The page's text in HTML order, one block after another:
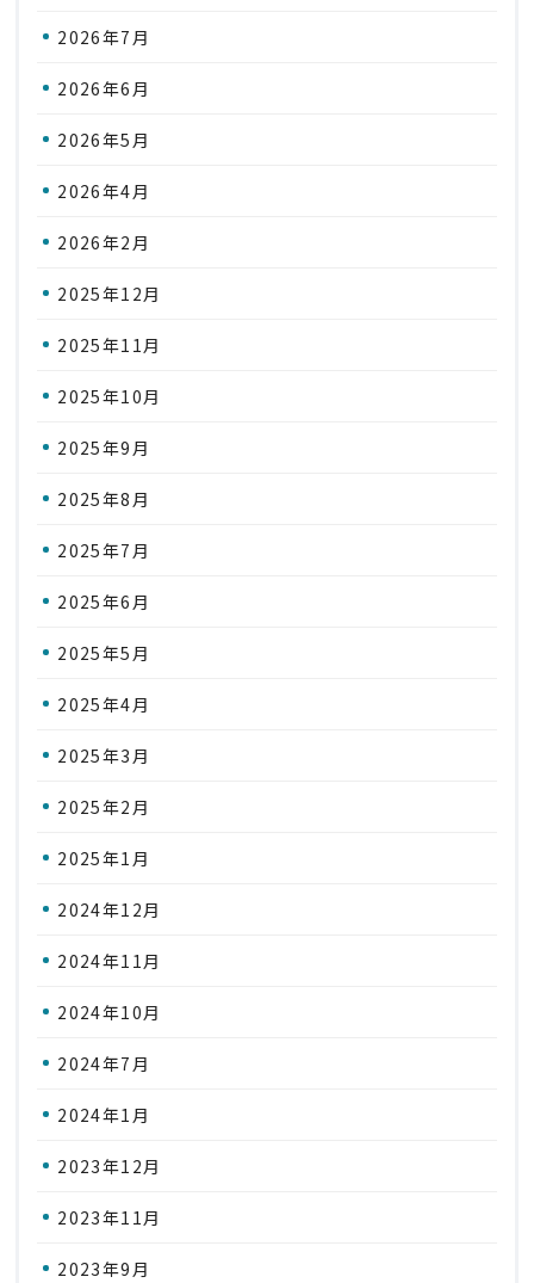
2026年7月
2026年6月
2026年5月
2026年4月
2026年2月
2025年12月
2025年11月
2025年10月
2025年9月
2025年8月
2025年7月
2025年6月
2025年5月
2025年4月
2025年3月
2025年2月
2025年1月
2024年12月
2024年11月
2024年10月
2024年7月
2024年1月
2023年12月
2023年11月
2023年9月